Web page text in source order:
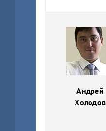
Андрей
Холодов